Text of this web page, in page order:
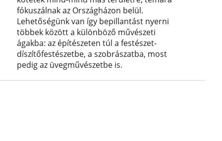
fókuszálnak az Országházon belül.
Lehetőségünk van így bepillantást nyerni
többek között a különböző művészeti
ágakba: az építészeten túl a festészet-
díszítőfestészetbe, a szobrászatba, most
pedig az üvegművészetbe is.